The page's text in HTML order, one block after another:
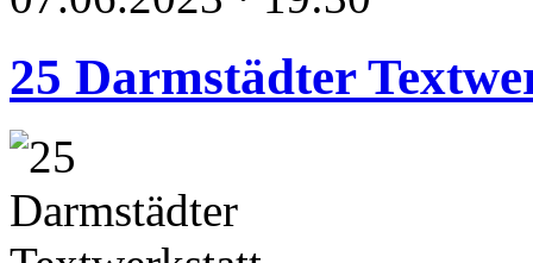
25 Darmstädter